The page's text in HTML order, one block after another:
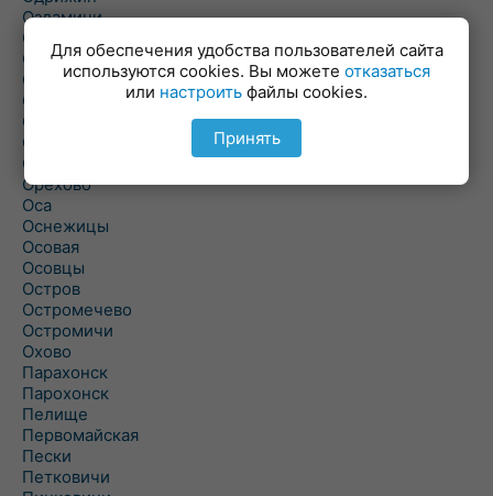
Оздамичи
Озяты
Олтуш
Ольманы
Ольпень
Ольшаны
Омельная
Ополь
Орехово
Оса
Оснежицы
Осовая
Осовцы
Остров
Остромечево
Остромичи
Охово
Парахонск
Парохонск
Пелище
Первомайская
Пески
Петковичи
Для обеспечения удобства пользователей сайта
используются cookies. Вы можете отказаться
или настроить файлы cookies.
Принять